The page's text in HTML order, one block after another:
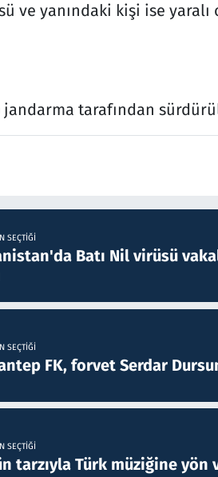
ve yanındaki kişi ise yaralı
tarafından
SEÇTIĞI
Batı Nil virüsü
SEÇTIĞI
FK, forvet Serdar
SEÇTIĞI
tarzıyla Türk müziğine yön